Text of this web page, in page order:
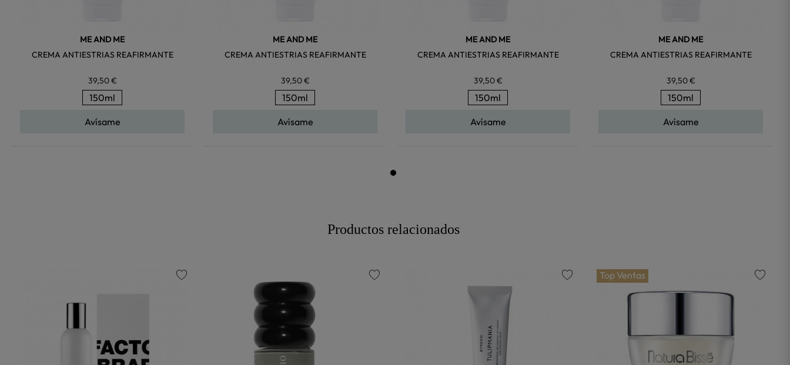
ME AND ME
CREMA ANTIESTRIAS REAFIRMANTE
39,50 €
150ml
Avísame
ME AND ME
CREMA ANTIESTRIAS REAFIRMANTE
39,50 €
150ml
Avísame
ME AND ME
CREMA ANTIESTRIAS REAFIRMANTE
39,50 €
150ml
Avísame
ME AND ME
CREMA ANTIESTRIAS REAFIRMANTE
39,50 €
150ml
Avísame
Productos relacionados
Top Ventas